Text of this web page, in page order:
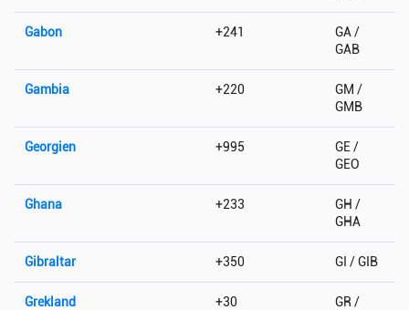
Gabon +241
GA /
GAB
Gambia +220
GM /
GMB
Georgien +995
GE /
GEO
Ghana +233
GH /
GHA
Gibraltar +350 GI / GIB
Grekland +30
GR /